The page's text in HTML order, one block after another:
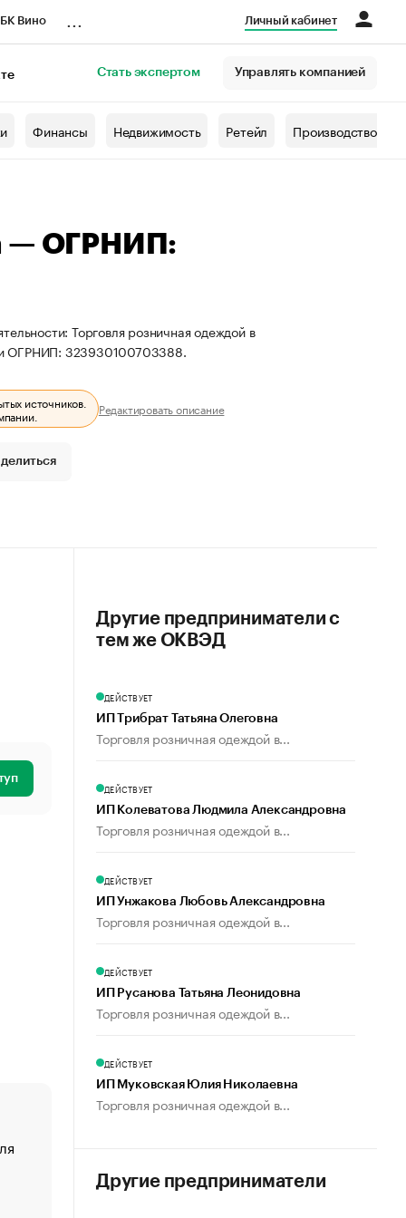
Вино Личный кабинет
Стать экспертом Управлять компанией
Финансы Недвижимость Ретейл Производство
— ОГРНИП:
Торговля розничная одеждой в
ОГРНИП: 323930100703388.
источников.
Редактировать описание
«Деньги будут не нужны»: что рассказал Маск в
Другие предприниматели с
тем же ОКВЭД
ДЕЙСТВУЕТ
ИП Трибрат Татьяна Олеговна
Торговля розничная одеждой в...
ДЕЙСТВУЕТ
ИП Колеватова Людмила Александровна
Торговля розничная одеждой в...
ДЕЙСТВУЕТ
ИП Унжакова Любовь Александровна
Торговля розничная одеждой в...
ДЕЙСТВУЕТ
ИП Русанова Татьяна Леонидовна
Торговля розничная одеждой в...
ДЕЙСТВУЕТ
ИП Муковская Юлия Николаевна
Торговля розничная одеждой в...
Другие предприниматели